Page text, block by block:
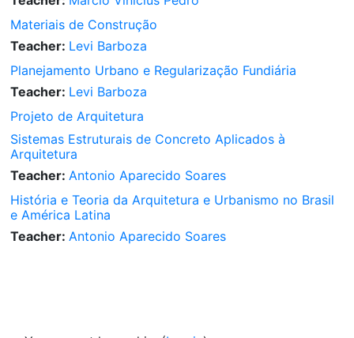
Materiais de Construção
Teacher: Levi Barboza
Planejamento Urbano e Regularização Fundiária
Teacher: Levi Barboza
Projeto de Arquitetura
Sistemas Estruturais de Concreto Aplicados à
Arquitetura
Teacher: Antonio Aparecido Soares
História e Teoria da Arquitetura e Urbanismo no Brasil
e América Latina
Teacher: Antonio Aparecido Soares